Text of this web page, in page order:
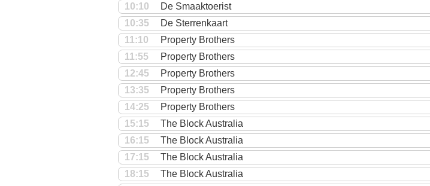
10:10
De Smaaktoerist
10:35
De Sterrenkaart
11:10
Property Brothers
11:55
Property Brothers
12:45
Property Brothers
13:35
Property Brothers
14:25
Property Brothers
15:15
The Block Australia
16:15
The Block Australia
17:15
The Block Australia
18:15
The Block Australia